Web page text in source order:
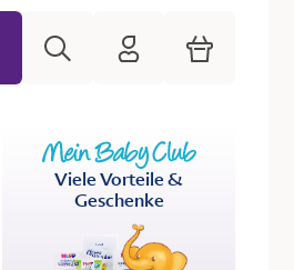
HiPP Mein Babyclub
Warenkorb
Viele Vorteile &
Geschenke